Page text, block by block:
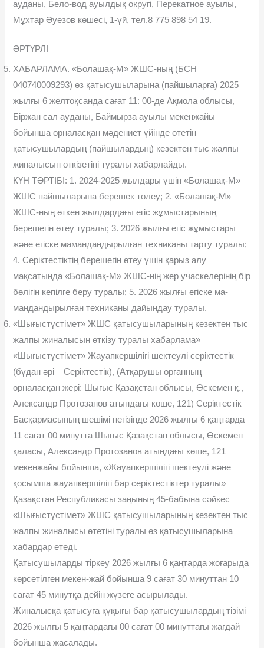
ауданы, Бело-вод ауылдық округі, Перекатное ауылы,
Мұхтар Əуезов көшесі, 1-үй, тел.8 775 898 54 19.
ӘРТҮРЛІ
ХАБАРЛАМА. «Болашақ-М» ЖШС-ның (БСН
040740009293) өз қатысушыларына (пайшыларға) 2025
жылғы 6 желтоқсанда сағат 11: 00-де Ақмола облысы,
Біржан сал ауданы, Баймырза ауылы мекенжайы
бойынша орналасқан мəдениет үйінде өтетін
қатысушылардың (пайшылардың) кезектен тыс жалпы
жиналысын өткізетіні туралы хабарлайды.
КҮН ТƏРТІБІ: 1. 2024-2025 жылдары үшін «Болашақ-М»
ЖШС пайшыларына берешек төлеу; 2. «Болашақ-М»
ЖШС-ның өткен жылдардағы егіс жұмыстарының
берешегін өтеу туралы; 3. 2026 жылғы егіс жұмыстары
жəне егіске мамандандырылған техниканы тарту туралы;
4. Серіктестіктің берешегін өтеу үшін қарыз алу
мақсатында «Болашақ-М» ЖШС-нің жер учаскелерінің бір
бөлігін кепілге беру туралы; 5. 2026 жылғы егіске ма-
мандандырылған техниканы дайындау туралы.
«Шығыстүстімет» ЖШС қатысушыларының кезектен тыс
жалпы жиналысын өткізу туралы хабарлама»
«Шығыстүстімет» Жауапкершілігі шектеулі серіктестік
(бұдан əрі – Серіктестік), (Атқарушы органның
орналасқан жері: Шығыс Қазақстан облысы, Өскемен қ.,
Александр Протозанов атындағы көше, 121) Серіктестік
Басқармасының шешімі негізінде 2026 жылғы 6 қаңтарда
11 сағат 00 минутта Шығыс Қазақстан облысы, Өскемен
қаласы, Александр Протозанов атындағы көше, 121
мекенжайы бойынша, «Жауапкершілігі шектеулі жəне
қосымша жауапкершілігі бар серіктестіктер туралы»
Қазақстан Республикасы заңының 45-бабына сəйкес
«Шығыстүстімет» ЖШС қатысушыларының кезектен тыс
жалпы жиналысы өтетіні туралы өз қатысушыларына
хабардар етеді.
Қатысушыларды тіркеу 2026 жылғы 6 қаңтарда жоғарыда
көрсетілген мекен-жай бойынша 9 сағат 30 минуттан 10
сағат 45 минутқа дейін жүзеге асырылады.
Жиналысқа қатысуға құқығы бар қатысушылардың тізімі
2026 жылғы 5 қаңтардағы 00 сағат 00 минуттағы жағдай
бойынша жасалады.